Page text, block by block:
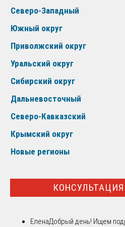
Северо-Западный
Южный округ
Приволжский округ
Уральский округ
Сибирский округ
Дальневосточный
Северо-Кавказский
Крымский округ
Новые регионы
ЕленаДобрый день! Ищем